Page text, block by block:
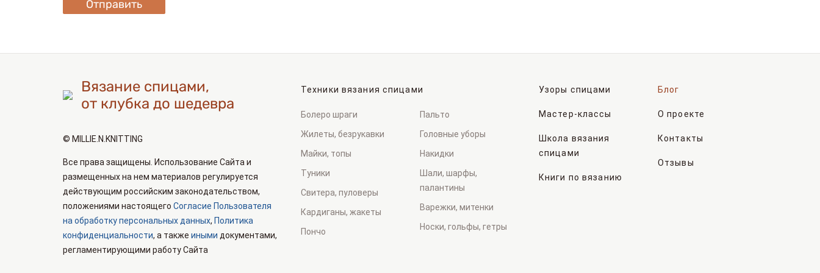
Отправить
Вязание спицами,
от клубка до шедевра
© MILLIE.N.KNITTING
Все права защищены. Использование Сайта и
размещенных на нем материалов регулируется
действующим российским законодательством,
положениями настоящего Согласие Пользователя
на обработку персональных данных, Политика
конфиденциальности, а также иными документами,
регламентирующими работу Сайта
Техники вязания спицами
Болеро шраги
Жилеты, безрукавки
Майки, топы
Туники
Свитера, пуловеры
Кардиганы, жакеты
Пончо
Пальто
Головные уборы
Накидки
Шали, шарфы,
палантины
Варежки, митенки
Носки, гольфы, гетры
Узоры спицами
Мастер-классы
Школа вязания
спицами
Книги по вязанию
Блог
О проекте
Контакты
Отзывы